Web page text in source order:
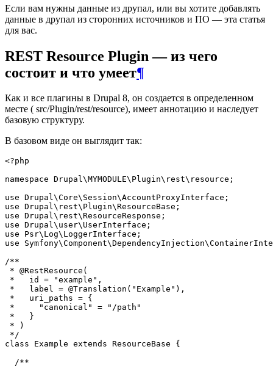
Если вам нужны данные из друпал, или вы хотите добавлять
данные в друпал из сторонних источников и ПО — эта статья
для вас.
REST Resource Plugin — из чего
состоит и что умеет¶
Как и все плагины в Drupal 8, он создается в определенном
месте ( src/Plugin/rest/resource), имеет аннотацию и наследует
базовую структуру.
В базовом виде он выглядит так:
<?php
namespace Drupal\MYMODULE\Plugin\rest\resource;
use Drupal\Core\Session\AccountProxyInterface;
use Drupal\rest\Plugin\ResourceBase;
use Drupal\rest\ResourceResponse;
use Drupal\user\UserInterface;
use Psr\Log\LoggerInterface;
use
/**
* @RestResource(
*   id = "example",
*   label = @Translation("Example"),
*   uri_paths = {
*     "canonical" = "/path"
*   }
* )
*/
class Example extends ResourceBase {
  /**